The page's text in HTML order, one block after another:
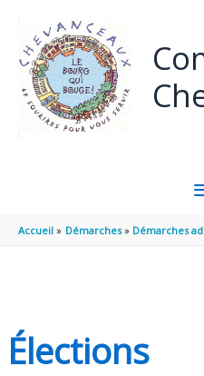
Accueil Démarches Démarches
Élections